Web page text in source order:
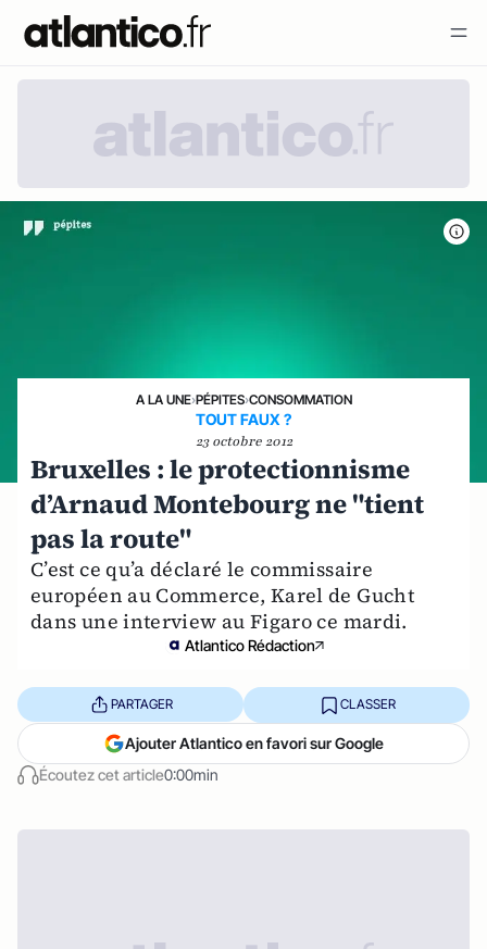
A LA UNE›PÉPITES›CONSOMMATION
TOUT FAUX ?
23 octobre 2012
Bruxelles : le protectionnisme
d’Arnaud Montebourg ne "tient
pas la route"
C’est ce qu’a déclaré le commissaire
européen au Commerce, Karel de Gucht
dans une interview au Figaro ce mardi.
Atlantico Rédaction
Écoutez cet article0:00min
PARTAGER CLASSER
Ajouter Atlantico en favori sur Google